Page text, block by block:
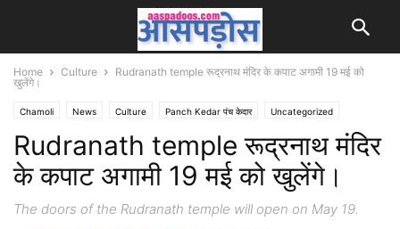
Home Culture
Rudranath temple रूद्रनाथ मंदिर के कपाट अगामी 19 मई को
खुलेंगे।
Chamoli News Culture Panch Kedar पंच केदार Uncategorized
Rudranath temple रूद्रनाथ मंदिर
के कपाट अगामी 19 मई को खुलेंगे।
The doors of the Rudranath temple will open on May 19.